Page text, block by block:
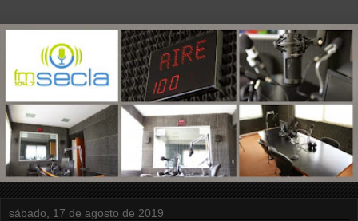
sábado, 17 de agosto de 2019